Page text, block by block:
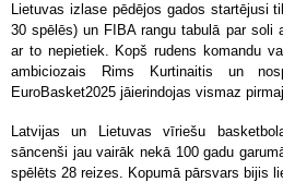
Lietuvas izlase pēdējos gados startējusi
30 spēlēs) un FIBA rangu tabulā par soli
ar to nepietiek. Kopš rudens komandu
ambiciozais Rims Kurtinaitis un
EuroBasket2025 jāierindojas vismaz
Latvijas un Lietuvas vīriešu
sāncenši jau vairāk nekā 100 gadu
spēlēts 28 reizes. Kopumā pārsvars bijis